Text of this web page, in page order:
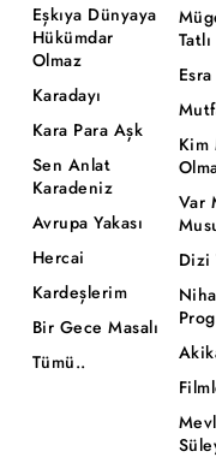
Eşkıya Dünyaya
Hükümdar
Olmaz
Karadayı
Kara Para Aşk
Sen Anlat
Karadeniz
Avrupa Yakası
Hercai
Kardeşlerim
Bir Gece Masalı
Tümü..
Kim
Var
Dizi